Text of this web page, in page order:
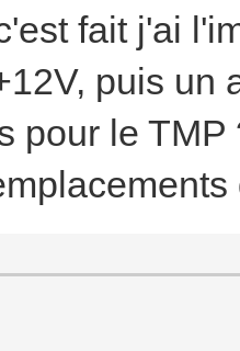
fait j'ai
puis un
pour le TMP